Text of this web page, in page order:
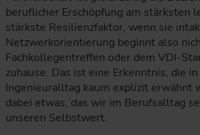
beruflicher Erschöpfung am stärksten
stärkste Resilienzfaktor, wenn sie
Netzwerkorientierung beginnt also
Fachkollegentreffen oder dem VDI-
zuhause. Das ist eine Erkenntnis, die
Ingenieuralltag kaum explizit erwähnt
dabei etwas, das wir im Berufsalltag
unseren Selbstwert.